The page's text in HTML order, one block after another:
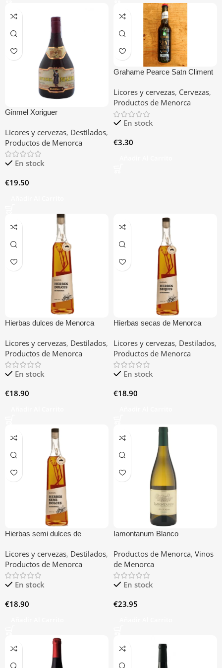
Ginmel Xoriguer
Licores y cervezas, Destilados,
Productos de Menorca
En stock
€19.50
Grahame Pearce Satn Climent
Licores y cervezas, Cervezas,
Productos de Menorca
En stock
€3.30
Hierbas dulces de Menorca
Licores y cervezas, Destilados,
Productos de Menorca
En stock
€18.90
Hierbas secas de Menorca
Licores y cervezas, Destilados,
Productos de Menorca
En stock
€18.90
Hierbas semi dulces de
Licores y cervezas, Destilados,
Productos de Menorca
En stock
€18.90
Iamontanum Blanco
Productos de Menorca, Vinos
de Menorca
En stock
€23.95